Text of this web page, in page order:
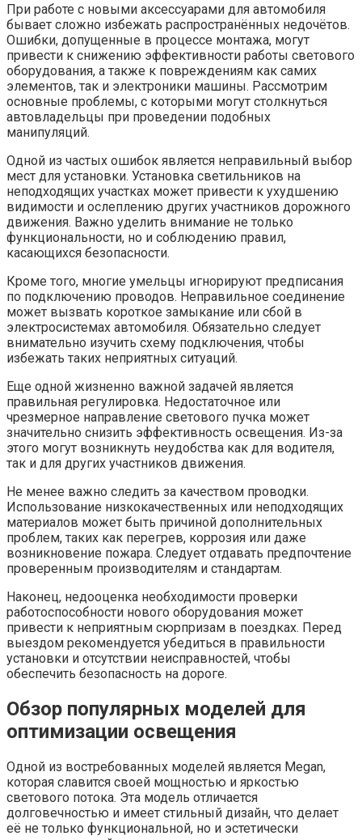
При работе с новыми аксессуарами для автомобиля
бывает сложно избежать распространённых недочётов.
Ошибки, допущенные в процессе монтажа, могут
привести к снижению эффективности работы светового
оборудования, а также к повреждениям как самих
элементов, так и электроники машины. Рассмотрим
основные проблемы, с которыми могут столкнуться
автовладельцы при проведении подобных
манипуляций.
Одной из частых ошибок является неправильный выбор
мест для установки. Установка светильников на
неподходящих участках может привести к ухудшению
видимости и ослеплению других участников дорожного
движения. Важно уделить внимание не только
функциональности, но и соблюдению правил,
касающихся безопасности.
Кроме того, многие умельцы игнорируют предписания
по подключению проводов. Неправильное соединение
может вызвать короткое замыкание или сбой в
электросистемах автомобиля. Обязательно следует
внимательно изучить схему подключения, чтобы
избежать таких неприятных ситуаций.
Еще одной жизненно важной задачей является
правильная регулировка. Недостаточное или
чрезмерное направление светового пучка может
значительно снизить эффективность освещения. Из-за
этого могут возникнуть неудобства как для водителя,
так и для других участников движения.
Не менее важно следить за качеством проводки.
Использование низкокачественных или неподходящих
материалов может быть причиной дополнительных
проблем, таких как перегрев, коррозия или даже
возникновение пожара. Следует отдавать предпочтение
проверенным производителям и стандартам.
Наконец, недооценка необходимости проверки
работоспособности нового оборудования может
привести к неприятным сюрпризам в поездках. Перед
выездом рекомендуется убедиться в правильности
установки и отсутствии неисправностей, чтобы
обеспечить безопасность на дороге.
Обзор популярных моделей для
оптимизации освещения
Одной из востребованных моделей является Megan,
которая славится своей мощностью и яркостью
светового потока. Эта модель отличается
долговечностью и имеет стильный дизайн, что делает
её не только функциональной, но и эстетически